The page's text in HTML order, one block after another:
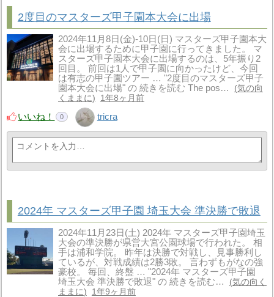
2度目のマスターズ甲子園本大会に出場
2024年11月8日(金)-10日(日) マスターズ甲子園本大
会に出場するために甲子園に行ってきました。 マ
スターズ甲子園本大会に出場するのは、5年振り2
回目。 前回は1人で甲子園に向かったけど、今回
は有志の甲子園ツアー … "2度目のマスターズ甲子
園本大会に出場" の 続きを読む The pos…
気の向
くままに
1年8ヶ月前
いいね！ 0 tricra
2024年 マスターズ甲子園 埼玉大会 準決勝で敗退
2024年11月23日(土) 2024年 マスターズ甲子園埼玉
大会の準決勝が県営大宮公園球場で行われた。 相
手は浦和学院。 昨年は決勝で対戦し、見事勝利し
ているが、対戦成績は2勝3敗。 言わずもがなの強
豪校。 毎回、終盤 … "2024年 マスターズ甲子園
埼玉大会 準決勝で敗退" の 続きを読む…
気の向く
ままに
1年9ヶ月前